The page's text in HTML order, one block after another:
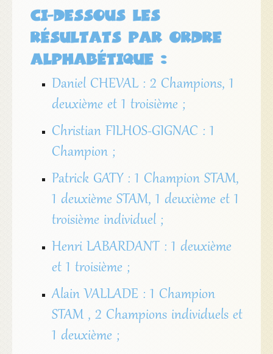
ci-dessous les
résultats par ordre
alphabétique :
Daniel CHEVAL : 2 Champions, 1
deuxième et 1 troisième ;
Christian FILHOS-GIGNAC : 1
Champion ;
Patrick GATY : 1 Champion STAM,
1 deuxième STAM, 1 deuxième et 1
troisième individuel ;
Henri LABARDANT : 1 deuxième
et 1 troisième ;
Alain VALLADE : 1 Champion
STAM , 2 Champions individuels et
1 deuxième ;